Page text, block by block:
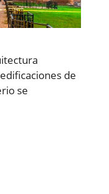
de
se